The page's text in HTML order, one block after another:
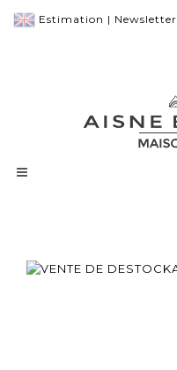
Estimation | Newsletter